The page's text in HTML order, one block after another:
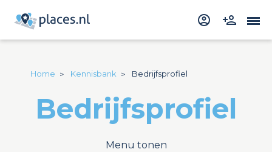
Home Kennisbank Bedrijfsprofiel
Bedrijfsprofiel
Menu tonen